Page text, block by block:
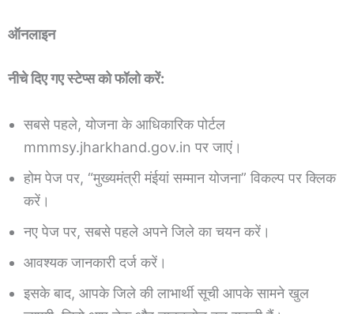
ऑनलाइन
नीचे दिए गए स्टेप्स को फॉलो करें:
सबसे पहले, योजना के आधिकारिक पोर्टल
mmmsy.jharkhand.gov.in पर जाएं।
होम पेज पर, “मुख्यमंत्री मंईयां सम्मान योजना” विकल्प पर क्लिक
करें।
नए पेज पर, सबसे पहले अपने जिले का चयन करें।
आवश्यक जानकारी दर्ज करें।
इसके बाद, आपके जिले की लाभार्थी सूची आपके सामने खुल